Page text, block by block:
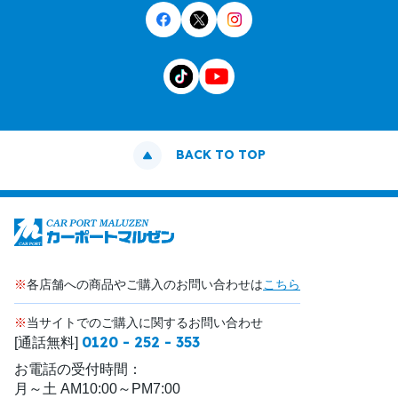
BACK TO TOP
※各店舗への商品やご購入のお問い合わせはこちら
※当サイトでのご購入に関するお問い合わせ
[通話無料] 0120 - 252 - 353
お電話の受付時間：
月～土 AM10:00～PM7:00